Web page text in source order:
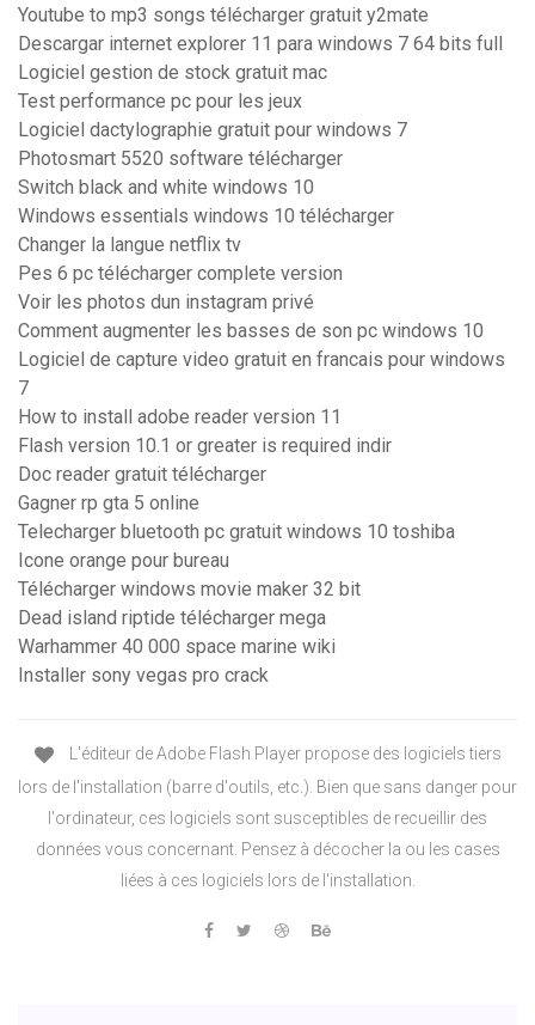
Youtube to mp3 songs télécharger gratuit y2mate
Descargar internet explorer 11 para windows 7 64 bits full
Logiciel gestion de stock gratuit mac
Test performance pc pour les jeux
Logiciel dactylographie gratuit pour windows 7
Photosmart 5520 software télécharger
Switch black and white windows 10
Windows essentials windows 10 télécharger
Changer la langue netflix tv
Pes 6 pc télécharger complete version
Voir les photos dun instagram privé
Comment augmenter les basses de son pc windows 10
Logiciel de capture video gratuit en francais pour windows
7
How to install adobe reader version 11
Flash version 10.1 or greater is required indir
Doc reader gratuit télécharger
Gagner rp gta 5 online
Telecharger bluetooth pc gratuit windows 10 toshiba
Icone orange pour bureau
Télécharger windows movie maker 32 bit
Dead island riptide télécharger mega
Warhammer 40 000 space marine wiki
Installer sony vegas pro crack
L'éditeur de Adobe Flash Player propose des logiciels tiers
lors de l'installation (barre d'outils, etc.). Bien que sans danger pour
l'ordinateur, ces logiciels sont susceptibles de recueillir des
données vous concernant. Pensez à décocher la ou les cases
liées à ces logiciels lors de l'installation.